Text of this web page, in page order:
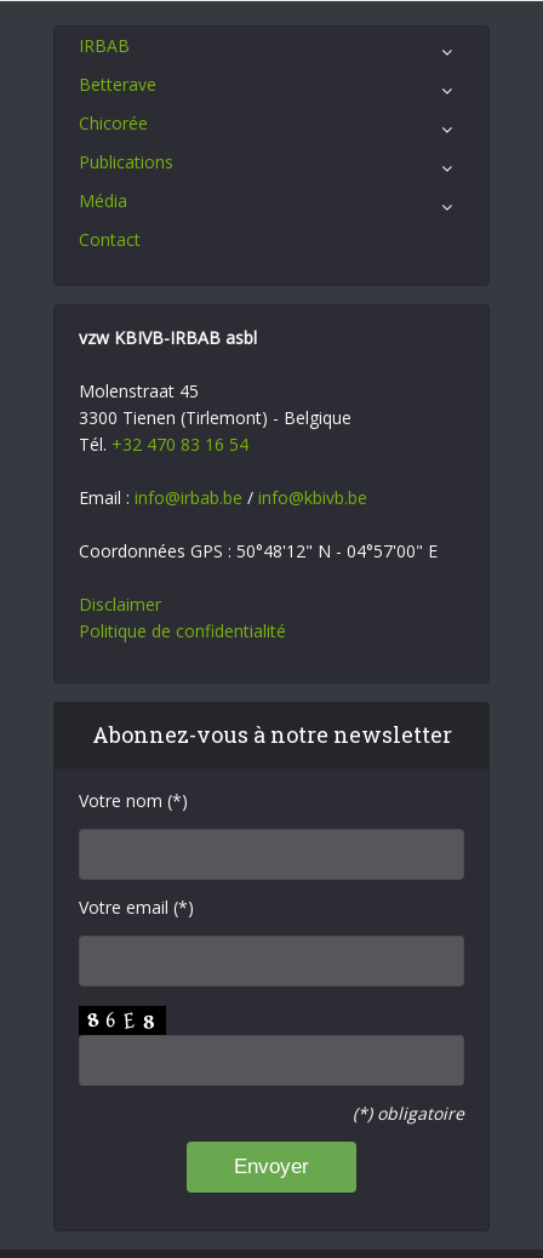
IRBAB
Betterave
Chicorée
Publications
Média
Contact
vzw KBIVB-IRBAB asbl
Molenstraat 45
3300 Tienen (Tirlemont) - Belgique
Tél. +32 470 83 16 54
Email : info@irbab.be / info@kbivb.be
Coordonnées GPS : 50°48'12" N - 04°57'00" E
Disclaimer
Politique de confidentialité
Abonnez-vous à notre newsletter
Votre nom (*)
Votre email (*)
(*) obligatoire